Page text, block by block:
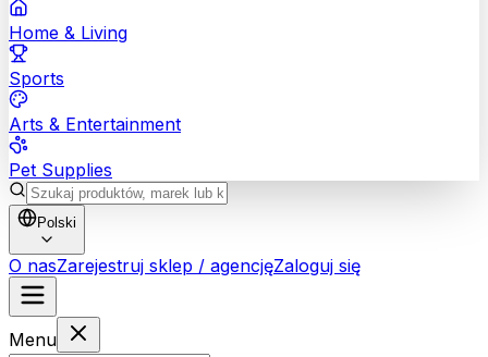
Home & Living
Sports
Arts & Entertainment
Pet Supplies
Polski
O nasZarejestruj sklep / agencjęZaloguj się
Menu